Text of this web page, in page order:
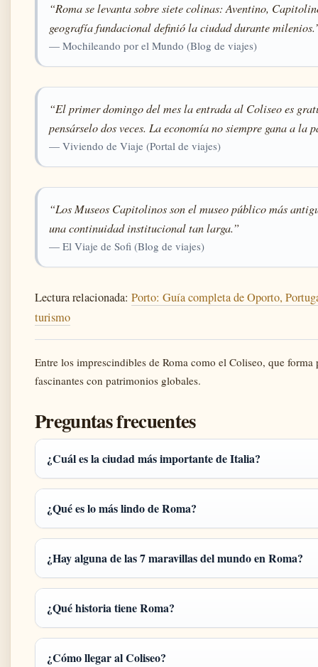
“Roma se levanta sobre siete colinas: Aventino,
geografía fundacional definió la ciudad durante
— Mochileando por el Mundo (Blog de viajes)
“El primer domingo del mes la entrada al Coliseo es
pensárselo dos veces. La economía no siempre gana a la
— Viviendo de Viaje (Portal de viajes)
“Los Museos Capitolinos son el museo público más
una continuidad institucional tan larga.”
— El Viaje de Sofi (Blog de viajes)
Lectura relacionada: Porto: Guía completa de Oporto,
turismo
Entre los imprescindibles de Roma como el Coliseo, que forma
fascinantes con patrimonios globales.
Preguntas frecuentes
¿Cuál es la ciudad más importante de Italia?
¿Qué es lo más lindo de Roma?
¿Hay alguna de las 7 maravillas del mundo en Roma?
¿Qué historia tiene Roma?
¿Cómo llegar al Coliseo?